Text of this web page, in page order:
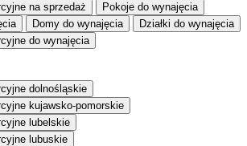
na sprzedaż Pokoje do wynajęcia
Domy do wynajęcia Działki do wynajęcia
do wynajęcia
dolnośląskie
kujawsko-pomorskie
lubelskie
lubuskie